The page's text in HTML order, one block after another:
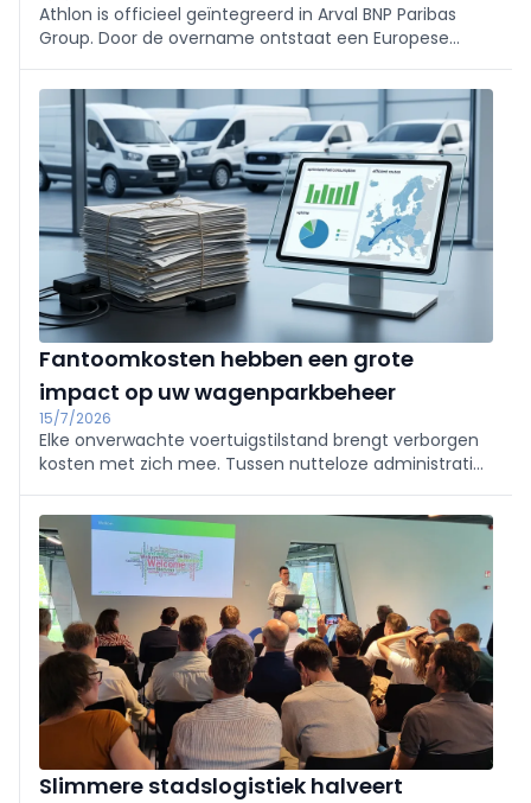
Athlon is officieel geïntegreerd in Arval BNP Paribas
Group. Door de overname ontstaat een Europese
voertuigen, terwijl contracten en dienstverlening voor
klanten ongewijzigd blijven.
Fantoomkosten hebben een grote
impact op uw wagenparkbeheer
15/7/2026
Elke onverwachte voertuigstilstand brengt verborgen
kosten met zich mee. Tussen nutteloze administratie
zelfstandigen tot 20 uur per maand. Ontdek hoe u die
verborgen verliezen onmiddellijk kunt beperken.
Slimmere stadslogistiek halveert